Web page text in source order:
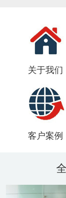
关于我们
客户案例